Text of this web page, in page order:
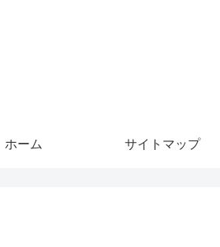
ホーム サイトマップ